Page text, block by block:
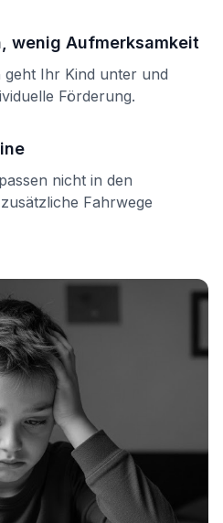
wenig Aufmerksamkeit
Ihr Kind unter und
Förderung.
nicht in den
Fahrwege